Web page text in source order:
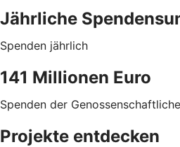
Jährliche
Spenden jährlich
141 Millionen Euro
Spenden der
Projekte entdecken